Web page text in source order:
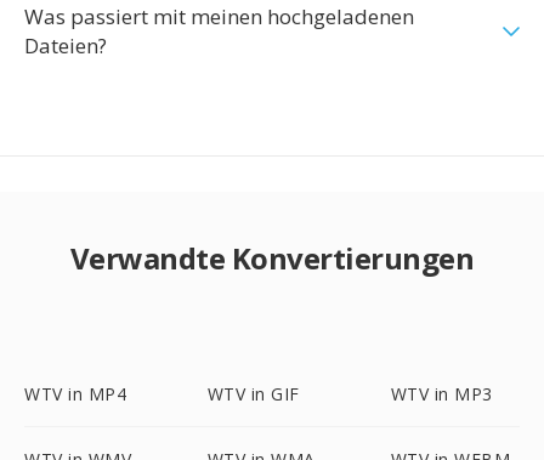
Was passiert mit meinen hochgeladenen
Dateien?
Verwandte Konvertierungen
WTV in MP4 WTV in GIF WTV in MP3